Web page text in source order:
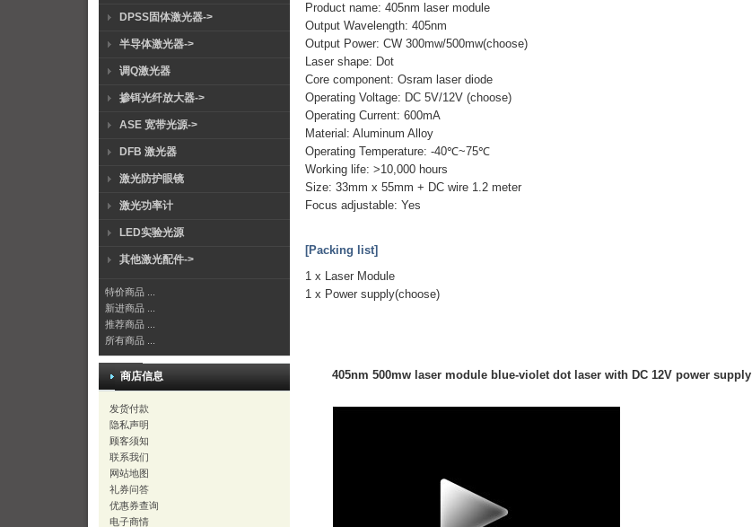
DPSS固体激光器->
半导体激光器->
调Q激光器
掺铒光纤放大器->
ASE 宽带光源->
DFB 激光器
激光防护眼镜
激光功率计
LED实验光源
其他激光配件->
特价商品 ...
新进商品 ...
推荐商品 ...
所有商品 ...
商店信息
发货付款
隐私声明
顾客须知
联系我们
网站地图
礼券问答
优惠券查询
电子商情
Product name: 405nm laser module
Output Wavelength: 405nm
Output Power: CW 300mw/500mw(choose)
Laser shape: Dot
Core component: Osram laser diode
Operating Voltage: DC 5V/12V (choose)
Operating Current: 600mA
Material: Aluminum Alloy
Operating Temperature: -40℃~75℃
Working life: >10,000 hours
Size: 33mm x 55mm + DC wire 1.2 meter
Focus adjustable: Yes
[Packing list]
1 x Laser Module
1 x Power supply(choose)
405nm 500mw laser module blue-violet dot laser with DC 12V power supply